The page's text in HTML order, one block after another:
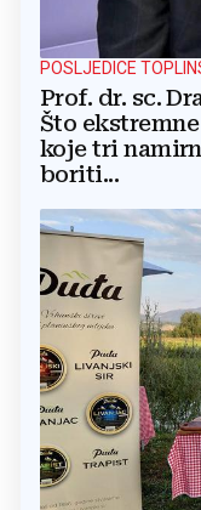
POSLJEDICE
Prof. dr. sc.
Što
koje tri
boriti...